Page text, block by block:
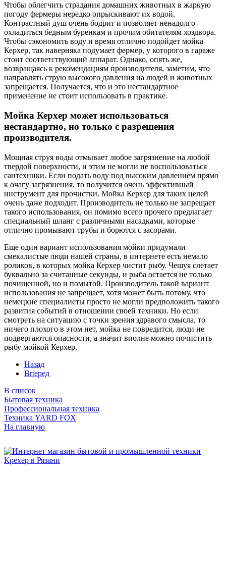
Чтобы облегчить страдания домашних животных в жаркую
погоду фермеры нередко опрыскивают их водой.
Контрастный душ очень бодрит и позволяет ненадолго
охладиться бедным буренкам и прочим обитателям хоздвора.
Чтобы сэкономить воду и время отлично подойдет мойка
Керхер, так наверняка подумает фермер, у которого в гараже
стоит соответствующий аппарат. Однако, опять же,
возвращаясь к рекомендациям производителя, заметим, что
направлять струю высокого давления на людей и животных
запрещается. Получается, что и это нестандартное
применение не стоит использовать в практике.
Мойка Керхер может использоваться
нестандартно, но только с разрешения
производителя.
Мощная струя воды отмывает любое загрязнение на любой
твердой поверхности, и этим не могли не воспользоваться
сантехники. Если подать воду под высоким давлением прямо
к очагу загрязнения, то получится очень эффективный
инструмент для прочистки. Мойка Керхер для таких целей
очень даже подходит. Производитель не только не запрещает
такого использования, он помимо всего прочего предлагает
специальный шланг с различными насадками, которые
отлично промывают трубы и борются с засорами.
Еще один вариант использования мойки придумали
смекалистые люди нашей страны, в интернете есть немало
роликов, в которых мойка Керхер чистит рыбу. Чешуя слетает
буквально за считанные секунды, и рыба остается не только
почищенной, но и помытой. Производитель такой вариант
использования не запрещает, хотя может быть потому, что
немецкие специалисты просто не могли предположить такого
развития событий в отношении своей техники. Но если
смотреть на ситуацию с точки зрения здравого смысла, то
ничего плохого в этом нет, мойка не повредится, люди не
подвергаются опасности, а значит вполне можно почистить
рыбу мойкой Керхер.
Назад
Вперед
В список
Бытовая техника
Профессиональная техника
Техника YARD FOX
На главную